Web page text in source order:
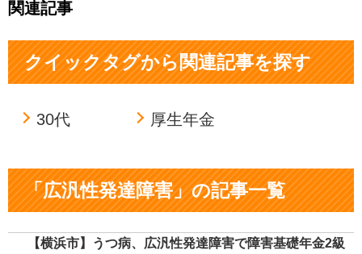
関連記事
クイックタグから関連記事を探す
30代 厚生年金
「広汎性発達障害」の記事一覧
【横浜市】うつ病、広汎性発達障害で障害基礎年金2級